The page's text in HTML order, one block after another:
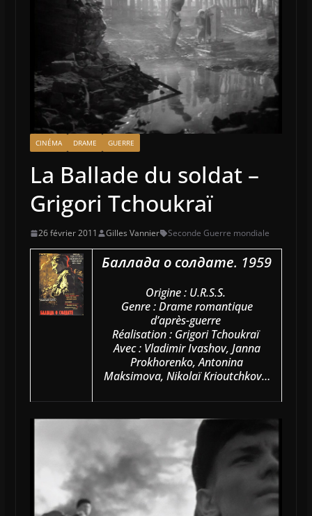
CINÉMA DRAME GUERRE
La Ballade du soldat –
Grigori Tchoukraï
26 février 2011 Gilles Vannier Seconde Guerre mondiale
Баллада о солдате. 1959
Origine : U.R.S.S.
Genre : Drame romantique
d’après-guerre
Réalisation : Grigori Tchoukraï
Avec : Vladimir Ivashov, Janna
Prokhorenko, Antonina
Maksimova, Nikolaï Krioutchkov…